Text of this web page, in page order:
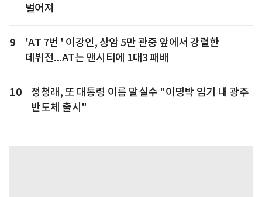
벌어져
9
'AT 7번 ' 이강인, 상암 5만 관중 앞에서 강렬한
데뷔전...AT는 맨시티에 1대3 패배
10
정청래, 또 대통령 이름 말실수 "이명박 임기 내 광주
반도체 출시"